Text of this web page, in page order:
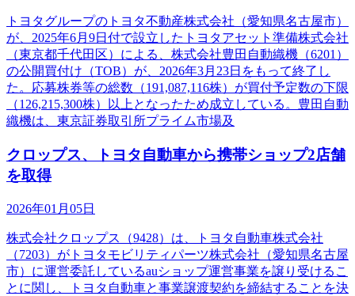
トヨタグループのトヨタ不動産株式会社（愛知県名古屋市）
が、2025年6月9日付で設立したトヨタアセット準備株式会社
（東京都千代田区）による、株式会社豊田自動織機（6201）
の公開買付け（TOB）が、2026年3月23日をもって終了し
た。応募株券等の総数（191,087,116株）が買付予定数の下限
（126,215,300株）以上となったため成立している。豊田自動
織機は、東京証券取引所プライム市場及
クロップス、トヨタ自動車から携帯ショップ2店舗
を取得
2026年01月05日
株式会社クロップス（9428）は、トヨタ自動車株式会社
（7203）がトヨタモビリティパーツ株式会社（愛知県名古屋
市）に運営委託しているauショップ運営事業を譲り受けるこ
とに関し、トヨタ自動車と事業譲渡契約を締結することを決